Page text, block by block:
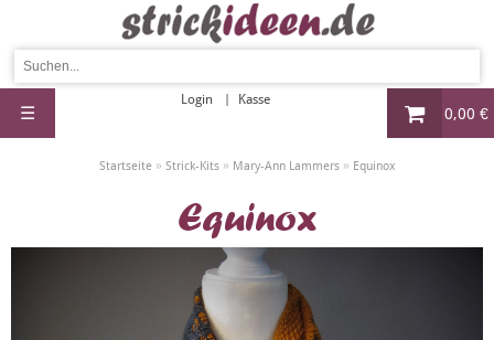
0,00 €
Login Kasse
☰
Startseite» Strick-Kits» Mary-Ann Lammers» Equinox
Equinox